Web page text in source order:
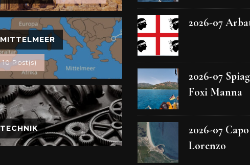
MITTELMEER
10 Post(s)
TECHNIK
2026-07
2026-07
Foxi Manna
2026-07
Lorenzo